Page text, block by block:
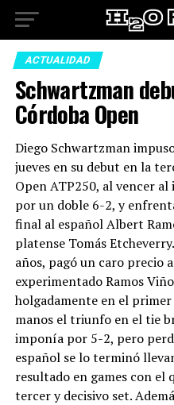
ACTUALIDAD
Schwartzman
Córdoba Open
Diego Schwartzman
jueves en su debut en la
Open ATP250, al vencer
por un doble 6-2, y
final al español Albert
platense Tomás
años, pagó un caro precio
experimentado Ramos
holgadamente en el
manos el triunfo en el tie
imponía por 5-2, pero
español se lo terminó
resultado en games con el
tercer y decisivo set.